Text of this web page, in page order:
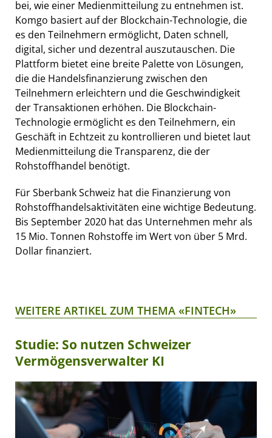
bei, wie einer Medienmitteilung zu entnehmen ist.
Komgo basiert auf der Blockchain-Technologie, die
es den Teilnehmern ermöglicht, Daten schnell,
digital, sicher und dezentral auszutauschen. Die
Plattform bietet eine breite Palette von Lösungen,
die die Handelsfinanzierung zwischen den
Teilnehmern erleichtern und die Geschwindigkeit
der Transaktionen erhöhen. Die Blockchain-
Technologie ermöglicht es den Teilnehmern, ein
Geschäft in Echtzeit zu kontrollieren und bietet laut
Medienmitteilung die Transparenz, die der
Rohstoffhandel benötigt.
Für Sberbank Schweiz hat die Finanzierung von
Rohstoffhandelsaktivitäten eine wichtige Bedeutung.
Bis September 2020 hat das Unternehmen mehr als
15 Mio. Tonnen Rohstoffe im Wert von über 5 Mrd.
Dollar finanziert.
WEITERE ARTIKEL ZUM THEMA «FINTECH»
Studie: So nutzen Schweizer
Vermögensverwalter KI